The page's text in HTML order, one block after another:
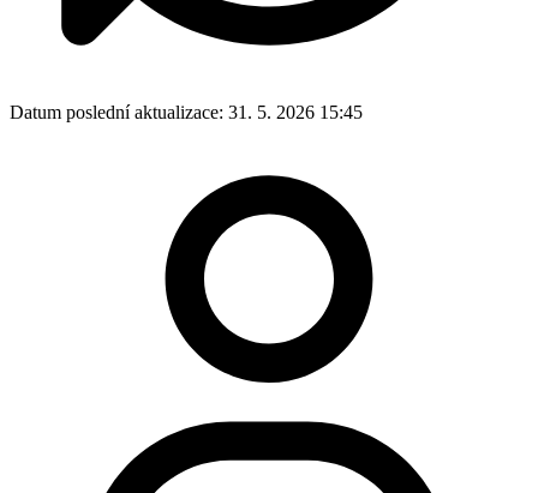
Datum poslední aktualizace: 31. 5. 2026 15:45